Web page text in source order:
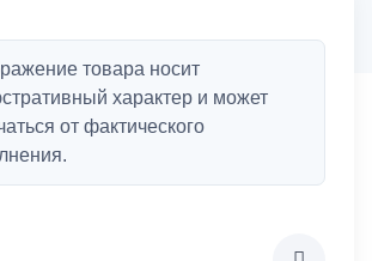
товара носит
характер и может
от фактического